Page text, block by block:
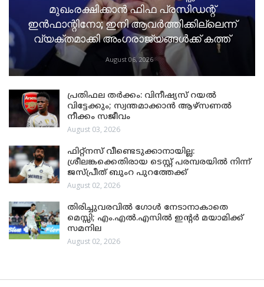
മുഖംരക്ഷിക്കാൻ ഫിഫ പ്രസിഡന്റ്
ഇൻഫാന്റിനോ; ഇനി ആവർത്തിക്കില്ലെന്ന്
വ്യക്തമാക്കി അംഗരാജ്യങ്ങൾക്ക് കത്ത്
August 06, 2026
പ്രതിഫല തർക്കം: വിനീഷ്യസ് റയൽ
വിട്ടേക്കും; സ്വന്തമാക്കാൻ ആഴ്സണൽ
നീക്കം സജീവം
August 03, 2026
ഫിറ്റ്നസ് വീണ്ടെടുക്കാനായില്ല:
ശ്രീലങ്കക്കെതിരായ ടെസ്റ്റ് പരമ്പരയിൽ നിന്ന്
ജസ്പ്രീത് ബുംറ പുറത്തേക്ക്
August 02, 2026
തിരിച്ചുവരവിൽ ഗോൾ നേടാനാകാതെ
മെസ്സി; എം.എൽ.എസിൽ ഇന്റർ മയാമിക്ക്
സമനില
August 02, 2026